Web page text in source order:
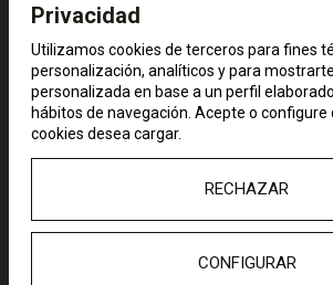
personas mayores debido al
confinamiento en casa como
compra de alimentos y/o
medicamentos, los traslados
hospital en los casos en los
salud sus citas médicas no
ser canceladas, apoyo
necesidades distintas a las
habitualmente damos
Privacidad
Utilizamos cookies de terceros para fines
personalización, analíticos y para
personalizada en base a un perfil
hábitos de navegación. Acepte o configure
cookies desea cargar.
RECHAZAR
CONFIGURAR